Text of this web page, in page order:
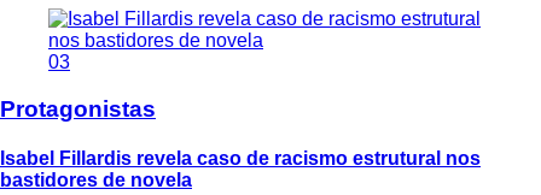
03
Protagonistas
Isabel Fillardis revela caso de racismo estrutural nos
bastidores de novela